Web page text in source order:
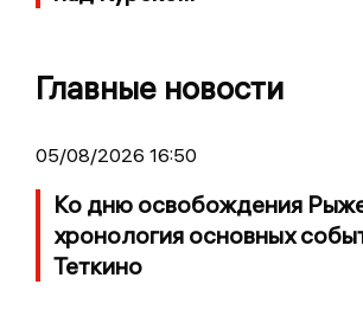
Главные новости
05/08/2026 16:50
Ко дню освобождения
хронология основных
Теткино